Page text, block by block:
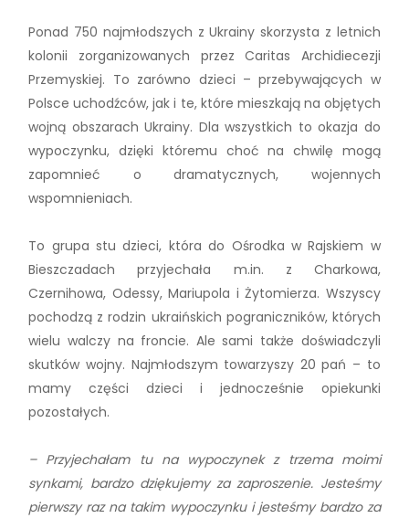
Ponad 750 najmłodszych z Ukrainy skorzysta z letnich
kolonii zorganizowanych przez Caritas Archidiecezji
Przemyskiej. To zarówno dzieci – przebywających w
Polsce uchodźców, jak i te, które mieszkają na objętych
wojną obszarach Ukrainy. Dla wszystkich to okazja do
wypoczynku, dzięki któremu choć na chwilę mogą
zapomnieć o dramatycznych, wojennych
wspomnieniach.
To grupa stu dzieci, która do Ośrodka w Rajskiem w
Bieszczadach przyjechała m.in. z Charkowa,
Czernihowa, Odessy, Mariupola i Żytomierza. Wszyscy
pochodzą z rodzin ukraińskich pograniczników, których
wielu walczy na froncie. Ale sami także doświadczyli
skutków wojny. Najmłodszym towarzyszy 20 pań – to
mamy części dzieci i jednocześnie opiekunki
pozostałych.
– Przyjechałam tu na wypoczynek z trzema moimi
synkami, bardzo dziękujemy za zaproszenie. Jesteśmy
pierwszy raz na takim wypoczynku i jesteśmy bardzo za